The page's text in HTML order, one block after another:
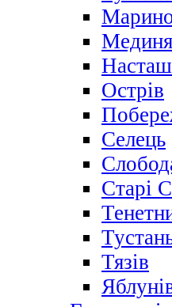
Мединя
Острів
Селець
Старі
Тязів